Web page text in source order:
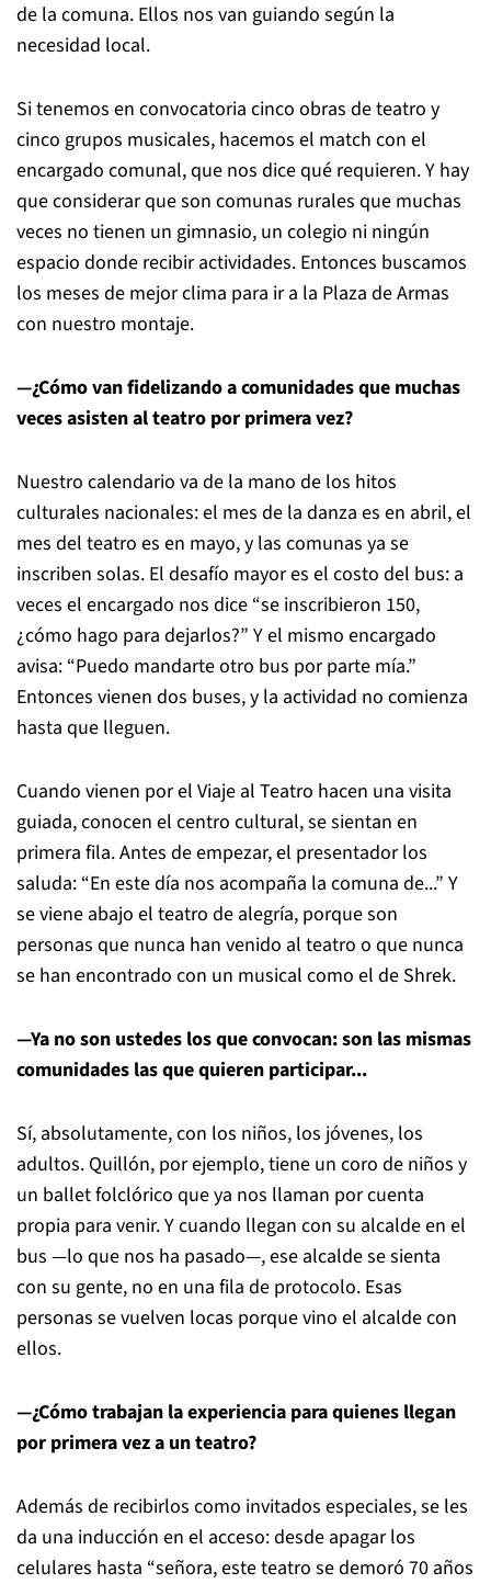
de la comuna. Ellos nos van guiando según la
necesidad local.
Si tenemos en convocatoria cinco obras de teatro y
cinco grupos musicales, hacemos el match con el
encargado comunal, que nos dice qué requieren. Y hay
que considerar que son comunas rurales que muchas
veces no tienen un gimnasio, un colegio ni ningún
espacio donde recibir actividades. Entonces buscamos
los meses de mejor clima para ir a la Plaza de Armas
con nuestro montaje.
—¿Cómo van fidelizando a comunidades que muchas
veces asisten al teatro por primera vez?
Nuestro calendario va de la mano de los hitos
culturales nacionales: el mes de la danza es en abril, el
mes del teatro es en mayo, y las comunas ya se
inscriben solas. El desafío mayor es el costo del bus: a
veces el encargado nos dice “se inscribieron 150,
¿cómo hago para dejarlos?” Y el mismo encargado
avisa: “Puedo mandarte otro bus por parte mía.”
Entonces vienen dos buses, y la actividad no comienza
hasta que lleguen.
Cuando vienen por el Viaje al Teatro hacen una visita
guiada, conocen el centro cultural, se sientan en
primera fila. Antes de empezar, el presentador los
saluda: “En este día nos acompaña la comuna de...” Y
se viene abajo el teatro de alegría, porque son
personas que nunca han venido al teatro o que nunca
se han encontrado con un musical como el de Shrek.
—Ya no son ustedes los que convocan: son las mismas
comunidades las que quieren participar...
Sí, absolutamente, con los niños, los jóvenes, los
adultos. Quillón, por ejemplo, tiene un coro de niños y
un ballet folclórico que ya nos llaman por cuenta
propia para venir. Y cuando llegan con su alcalde en el
bus —lo que nos ha pasado—, ese alcalde se sienta
con su gente, no en una fila de protocolo. Esas
personas se vuelven locas porque vino el alcalde con
ellos.
—¿Cómo trabajan la experiencia para quienes llegan
por primera vez a un teatro?
Además de recibirlos como invitados especiales, se les
da una inducción en el acceso: desde apagar los
celulares hasta “señora, este teatro se demoró 70 años